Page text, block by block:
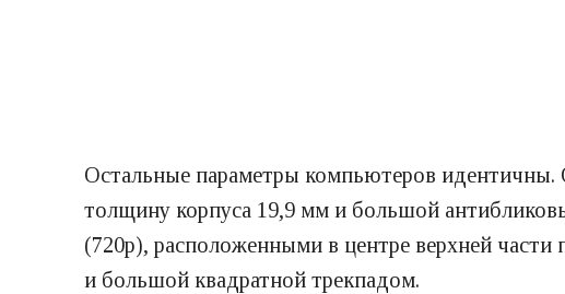
Остальные параметры компьютеров идентичны.
толщину корпуса 19,9 мм и большой
(720p), расположенными в центре верхней
и большой квадратной трекпадом.